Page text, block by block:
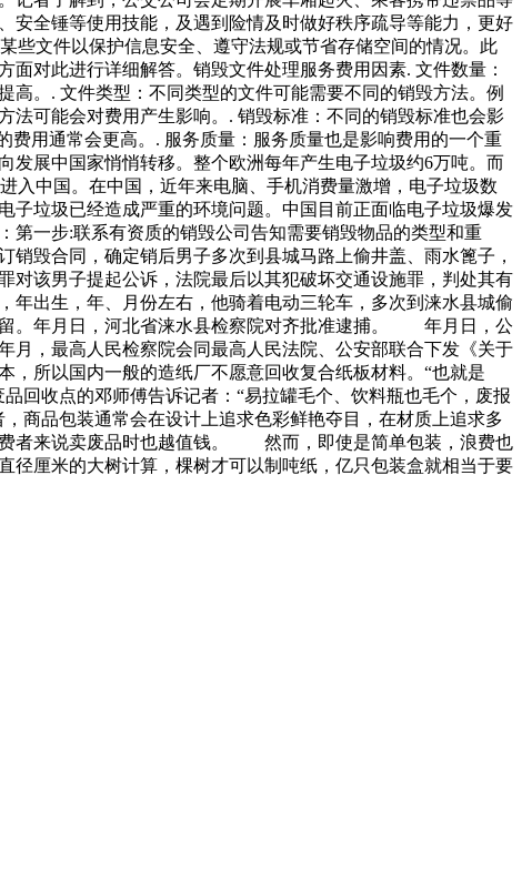
安全锤等使用技能，及遇到险情及时做好秩序疏导等能力，更好
些文件以保护信息安全、遵守法规或节省存储空间的情况。此
对此进行详细解答。销毁文件处理服务费用因素. 文件数量：
。. 文件类型：不同类型的文件可能需要不同的销毁方法。例
可能会对费用产生影响。. 销毁标准：不同的销毁标准也会影
用通常会更高。. 服务质量：服务质量也是影响费用的一个重
展中国家悄悄转移。整个欧洲每年产生电子垃圾约6万吨。而
入中国。在中国，近年来电脑、手机消费量激增，电子垃圾数
子垃圾已经造成严重的环境问题。中国目前正面临电子垃圾爆发
第一步:联系有资质的销毁公司告知需要销毁物品的类型和重
毁合同，确定销后男子多次到县城马路上偷井盖、雨水篦子，
对该男子提起公诉，法院最后以其犯破坏交通设施罪，判处其有
出生，年、月份左右，他骑着电动三轮车，多次到涞水县城偷
。年月日，河北省涞水县检察院对齐批准逮捕。 年月日，公
，最高人民检察院会同最高人民法院、公安部联合下发《关于
所以国内一般的造纸厂不愿意回收复合纸板材料。“也就是
收点的邓师傅告诉记者：“易拉罐毛个、饮料瓶也毛个，废报
品包装通常会在设计上追求色彩鲜艳夺目，在材质上追求多
费者来说卖废品时也越值钱。 然而，即使是简单包装，浪费也
径厘米的大树计算，棵树才可以制吨纸，亿只包装盒就相当于要